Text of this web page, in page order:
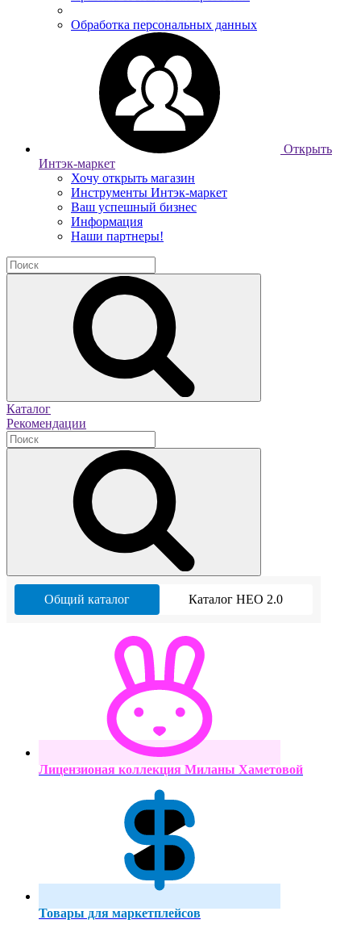
Обработка персональных данных
Открыть
Интэк-маркет
Хочу открыть магазин
Инструменты Интэк-маркет
Ваш успешный бизнес
Информация
Наши партнеры!
Каталог
Рекомендации
Общий каталог Каталог НЕО 2.0
Лицензионая коллекция Миланы Хаметовой
Товары для маркетплейсов